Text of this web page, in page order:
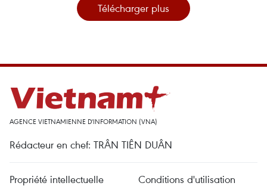
Télécharger plus
AGENCE VIETNAMIENNE D'INFORMATION (VNA)
Rédacteur en chef: TRÂN TIÊN DUÂN
Propriété intellectuelle Conditions d'utilisation